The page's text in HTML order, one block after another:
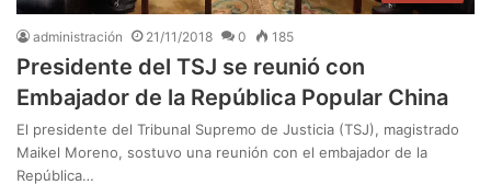
administración 21/11/2018 0 185
Presidente del TSJ se reunió con
Embajador de la República Popular China
El presidente del Tribunal Supremo de Justicia (TSJ), magistrado
Maikel Moreno, sostuvo una reunión con el embajador de la
República…